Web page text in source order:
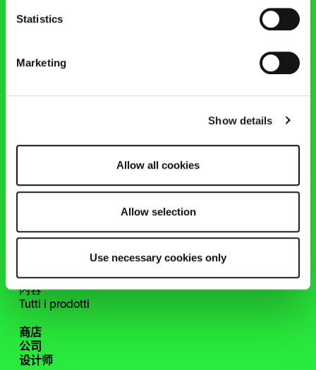
Statistics
Marketing
Show details
Allow all cookies
Allow selection
Use necessary cookies only
及时了解Zanotta世界的最新资讯、活动和作品！
新作品
扶手椅
桌子、边柜、书桌
镜面
内容
Tutti i prodotti
商店
公司
设计师